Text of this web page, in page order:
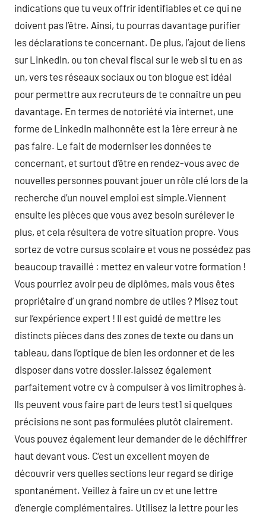
indications que tu veux offrir identifiables et ce qui ne
doivent pas l’être. Ainsi, tu pourras davantage purifier
les déclarations te concernant. De plus, l’ajout de liens
sur LinkedIn, ou ton cheval fiscal sur le web si tu en as
un, vers tes réseaux sociaux ou ton blogue est idéal
pour permettre aux recruteurs de te connaître un peu
davantage. En termes de notoriété via internet, une
forme de LinkedIn malhonnête est la 1ère erreur à ne
pas faire. Le fait de moderniser les données te
concernant, et surtout d’être en rendez-vous avec de
nouvelles personnes pouvant jouer un rôle clé lors de la
recherche d’un nouvel emploi est simple.Viennent
ensuite les pièces que vous avez besoin surélever le
plus, et cela résultera de votre situation propre. Vous
sortez de votre cursus scolaire et vous ne possédez pas
beaucoup travaillé : mettez en valeur votre formation !
Vous pourriez avoir peu de diplômes, mais vous êtes
propriétaire d’ un grand nombre de utiles ? Misez tout
sur l’expérience expert ! Il est guidé de mettre les
distincts pièces dans des zones de texte ou dans un
tableau, dans l’optique de bien les ordonner et de les
disposer dans votre dossier.laissez également
parfaitement votre cv à compulser à vos limitrophes à.
Ils peuvent vous faire part de leurs test1 si quelques
précisions ne sont pas formulées plutôt clairement.
Vous pouvez également leur demander de le déchiffrer
haut devant vous. C’est un excellent moyen de
découvrir vers quelles sections leur regard se dirige
spontanément. Veillez à faire un cv et une lettre
d’energie complémentaires. Utilisez la lettre pour les